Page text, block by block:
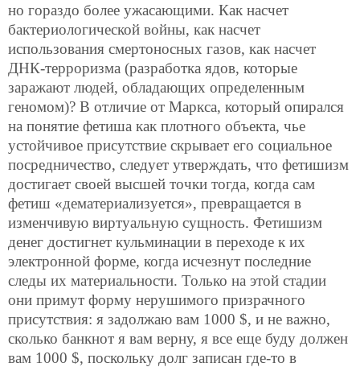
но гораздо более ужасающими. Как насчет
бактериологической войны, как насчет
использования смертоносных газов, как насчет
ДНК-терроризма (разработка ядов, которые
заражают людей, обладающих определенным
геномом)? В отличие от Маркса, который опирался
на понятие фетиша как плотного объекта, чье
устойчивое присутствие скрывает его социальное
посредничество, следует утверждать, что фетишизм
достигает своей высшей точки тогда, когда сам
фетиш «дематериализуется», превращается в
изменчивую виртуальную сущность. Фетишизм
денег достигнет кульминации в переходе к их
электронной форме, когда исчезнут последние
следы их материальности. Только на этой стадии
они примут форму нерушимого призрачного
присутствия: я задолжаю вам 1000 $, и не важно,
сколько банкнот я вам верну, я все еще буду должен
вам 1000 $, поскольку долг записан где-то в